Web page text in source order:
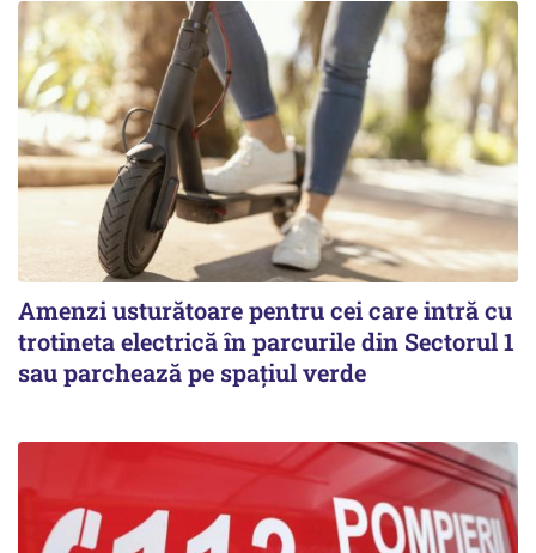
Amenzi usturătoare pentru cei care intră cu
trotineta electrică în parcurile din Sectorul 1
sau parchează pe spațiul verde